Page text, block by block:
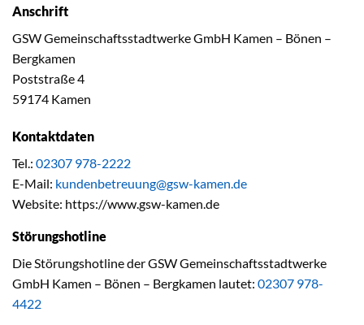
Anschrift
GSW Gemeinschaftsstadtwerke GmbH Kamen – Bönen –
Bergkamen
Poststraße 4
59174 Kamen
Kontaktdaten
Tel.: 02307 978-2222
E-Mail: kundenbetreuung@gsw-kamen.de
Website: https://www.gsw-kamen.de
Störungshotline
Die Störungshotline der GSW Gemeinschaftsstadtwerke
GmbH Kamen – Bönen – Bergkamen lautet: 02307 978-
4422